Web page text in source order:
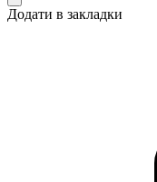
Додати в закладки